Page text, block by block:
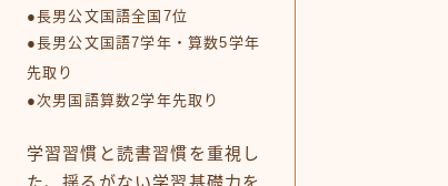
●長男公文国語全国7位
●長男公文国語7学年・算数5学年
先取り
●次男国語算数2学年先取り
学習習慣と読書習慣を重視し
た、揺るがない学習基礎力を